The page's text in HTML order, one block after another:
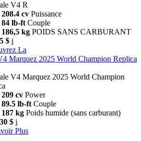
V4 R
208.4 cv Puissance
84 lb-ft Couple
186,5 kg POIDS SANS CARBURANT
$ i
La
Marquez 2025 World Champion Replica
V4 Marquez 2025 World Champion
209 cv Power
89.5 lb-ft Couple
187 kg Poids humide (sans carburant)
$ i
Plus